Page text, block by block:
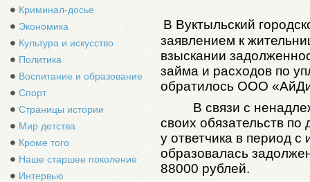
Криминал-досье
Экономика
Культура и искусство
Политика
Воспитание и образование
Спорт
Страницы истории
Мир детства
Кроме того
Наше старшее поколение
Интервью
В Вуктыльский
заявлением к
взыскании
займа и расходов по
обратилось ООО
В связи с
своих обязательств по
у ответчика в период
образовалась
88000 рублей.